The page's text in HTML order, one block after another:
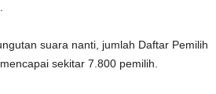
suara nanti, jumlah Daftar Pemilih
sekitar 7.800 pemilih.